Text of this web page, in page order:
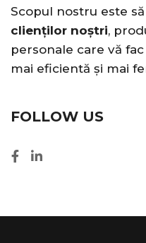
Scopul nostru este
clienților noștri,
personale care vă
mai eficientă și mai
FOLLOW US